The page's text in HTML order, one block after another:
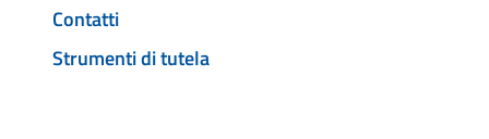
Contatti
Strumenti di tutela